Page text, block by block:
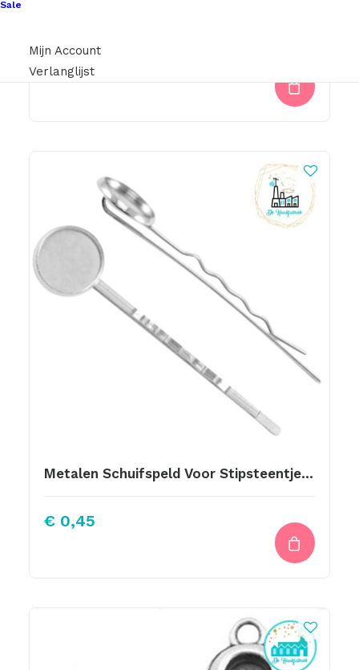
Sale
Mijn Account
Verlanglijst
€0,50
Metalen Schuifspeld Voor Stipsteentje 12mm Zilver
€ 0,45